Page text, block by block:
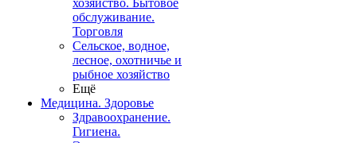
хозяйство. Бытовое
обслуживание.
Торговля
Сельское, водное,
лесное, охотничье и
рыбное хозяйство
Ещё
Медицина. Здоровье
Здравоохранение.
Гигиена.